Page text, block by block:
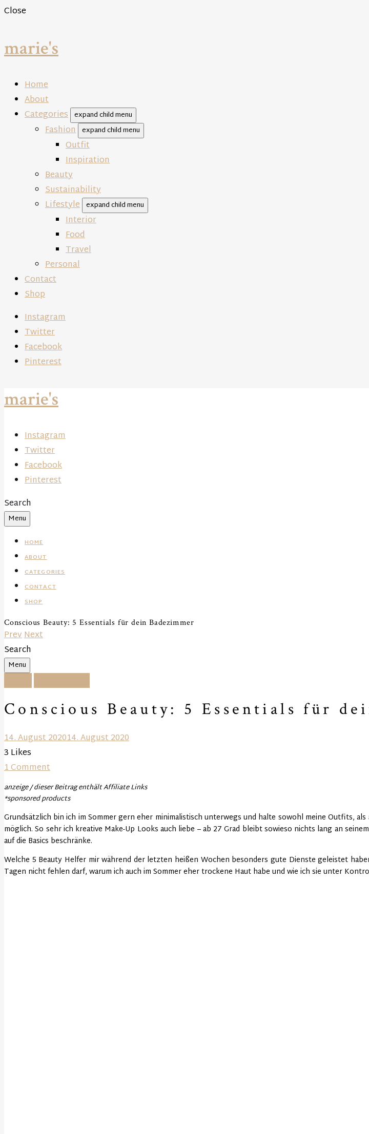
Close
marie's
Home
About
Categories expand child menu
Fashion expand child menu
Outfit
Inspiration
Beauty
Sustainability
Lifestyle expand child menu
Interior
Food
Travel
Personal
Contact
Shop
Instagram
Twitter
Facebook
Pinterest
marie's
Instagram
Twitter
Facebook
Pinterest
Search
Menu
HOME
ABOUT
CATEGORIES
CONTACT
SHOP
Conscious Beauty: 5 Essentials für dein Badezimmer
PrevNext
Search
Menu
Conscious Beauty: 5 Essentials für
14. August 202014. August 2020
3 Likes
1 Comment
anzeige / dieser Beitrag enthält Affiliate Links
*sponsored products
Grundsätzlich bin ich im Sommer gern eher minimalistisch unterwegs und halte sowohl meine Outfits, als
möglich. So sehr ich kreative Make-Up Looks auch liebe – ab 27 Grad bleibt sowieso nichts lang an
auf die Basics beschränke.
Welche 5 Beauty Helfer mir während der letzten heißen Wochen besonders gute Dienste geleistet
Tagen nicht fehlen darf, warum ich auch im Sommer eher trockene Haut habe und wie ich sie unter